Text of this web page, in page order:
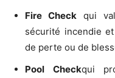
Fire Check qui
sécurité incendie
de perte ou de
Pool Checkqui